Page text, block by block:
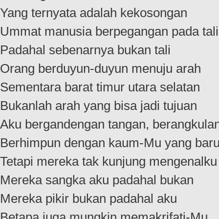
Yang ternyata adalah kekosongan
Ummat manusia berpegangan pada tali
Padahal sebenarnya bukan tali
Orang berduyun-duyun menuju arah
Sementara barat timur utara selatan
Bukanlah arah yang bisa jadi tujuan
Aku bergandengan tangan,
Berhimpun dengan kaum-Mu yang
Tetapi mereka tak kunjung mengenalku
Mereka sangka aku padahal bukan
Mereka pikir bukan padahal aku